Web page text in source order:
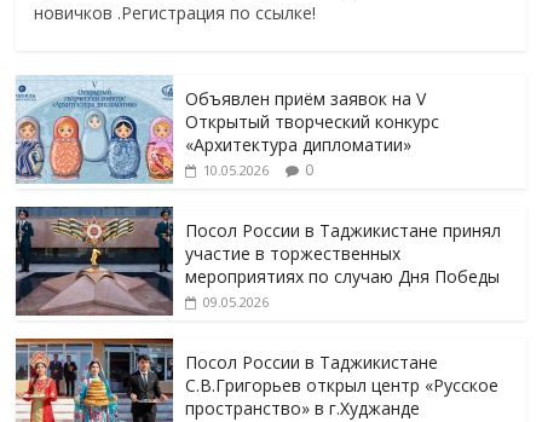
новичков .Регистрация по ссылке!
Объявлен приём заявок на V
Открытый творческий конкурс
«Архитектура дипломатии»
10.05.2026 0
Посол России в Таджикистане принял
участие в торжественных
мероприятиях по случаю Дня Победы
09.05.2026
Посол России в Таджикистане
С.В.Григорьев открыл центр «Русское
пространство» в г.Худжанде